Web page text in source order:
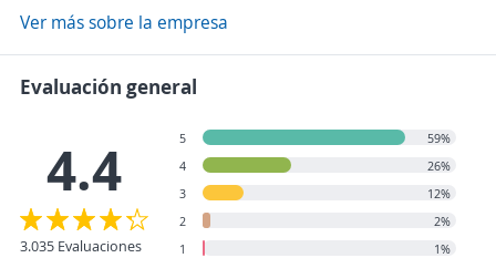
Ver más sobre la empresa
Evaluación general
4.4
3.035 Evaluaciones
5
59%
4
26%
3
12%
2
2%
1
1%